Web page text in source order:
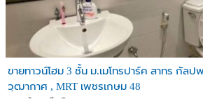
ขายทาวน์โฮม 3 ชั้น ม.เมโทรปาร์ค สาทร กัลป
วุฒากาศ , MRT เพชรเกษม 48